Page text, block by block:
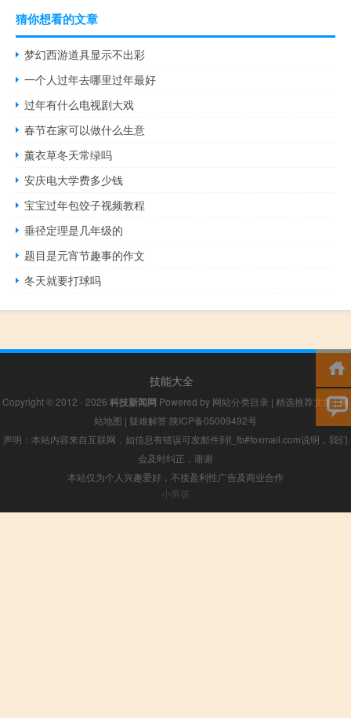
猜你想看的文章
梦幻西游道具显示不出彩
一个人过年去哪里过年最好
过年有什么电视剧大戏
春节在家可以做什么生意
薰衣草冬天常绿吗
安庆电大学费多少钱
宝宝过年包饺子视频教程
垂径定理是几年级的
题目是元宵节趣事的作文
冬天就要打球吗
技能大全
Copyright © 2012 - 2026 科技新闻网 Powered by 网站分类目录 | 精选推荐文章|网
站地图 | 疑难解答 陕ICP备05009492号
声明：本站内容来自互联网，如信息有错误可发邮件到f_fb#foxmail.com说明，我们
会及时纠正，谢谢
本站仅为个人兴趣爱好，不接盈利性广告及商业合作
小男孩